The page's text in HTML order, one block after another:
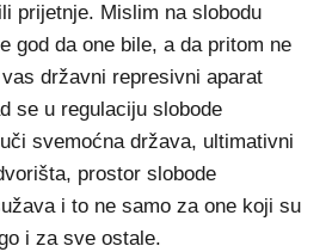
prijetnje. Mislim na slobodu
god da one bile, a da pritom ne
državni represivni aparat
se u regulaciju slobode
svemoćna država, ultimativni
prostor slobode
i to ne samo za one koji su
i za sve ostale.